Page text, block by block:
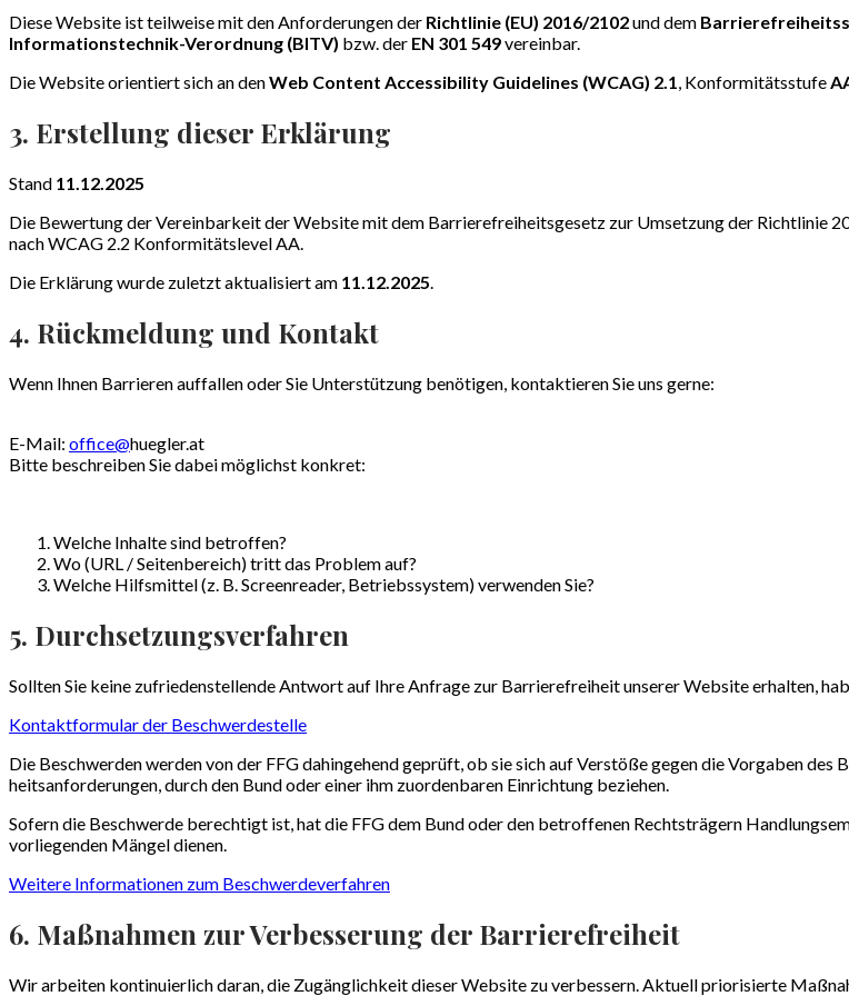
Diese Website ist teilweise mit den Anforderungen der Richtlinie (EU) 2016/2102und dem
Informationstechnik-Verordnung (BITV) bzw. der EN 301 549vereinbar.
Die Website orientiert sich an denWeb Content Accessibility Guidelines (WCAG) 2.1, Konformitätsstufe
3. Erstellung dieser Erklärung
Stand 11.12.2025
Die Bewertung der Vereinbarkeit der Website mit dem Barrierefreiheitsgesetz zur Umsetzung der Richtlinie
nach WCAG 2.2 Konformitäts­level AA.
Die Erklärung wurde zuletzt aktualisiert am 11.12.2025.
4. Rückmeldung und Kontakt
Wenn Ihnen Barrieren auffallen oder Sie Unterstützung benötigen, kontaktieren Sie uns gerne:
E-Mail: office@huegler.at
Bitte beschreiben Sie dabei möglichst konkret:
Welche Inhalte sind betroffen?
Wo (URL / Seitenbereich) tritt das Problem auf?
Welche Hilfsmittel (z. B. Screenreader, Betriebssystem) verwenden Sie?
5. Durchsetzungsverfahren
Sollten Sie keine zufriedenstellende Antwort auf Ihre Anfrage zur Barrierefreiheit unserer Website erhalten,
Kontakt­formular der Beschwerde­stelle
Die Beschwerden werden von der FFG dahin­gehend geprüft, ob sie sich auf Ver­stöße gegen die Vor­gaben
heitsan­forderungen, durch den Bund oder einer ihm zuorden­baren Ein­richtung beziehen.
Sofern die Beschwerde berechtigt ist, hat die FFG dem Bund oder den betroffenen Rechts­trägern
vor­liegenden Mängel dienen.
Weitere Informationen zum Beschwerde­verfahren
6. Maßnahmen zur Verbesserung der Barrierefreiheit
Wir arbeiten kontinuierlich daran, die Zugänglichkeit dieser Website zu verbessern. Aktuell priorisierte